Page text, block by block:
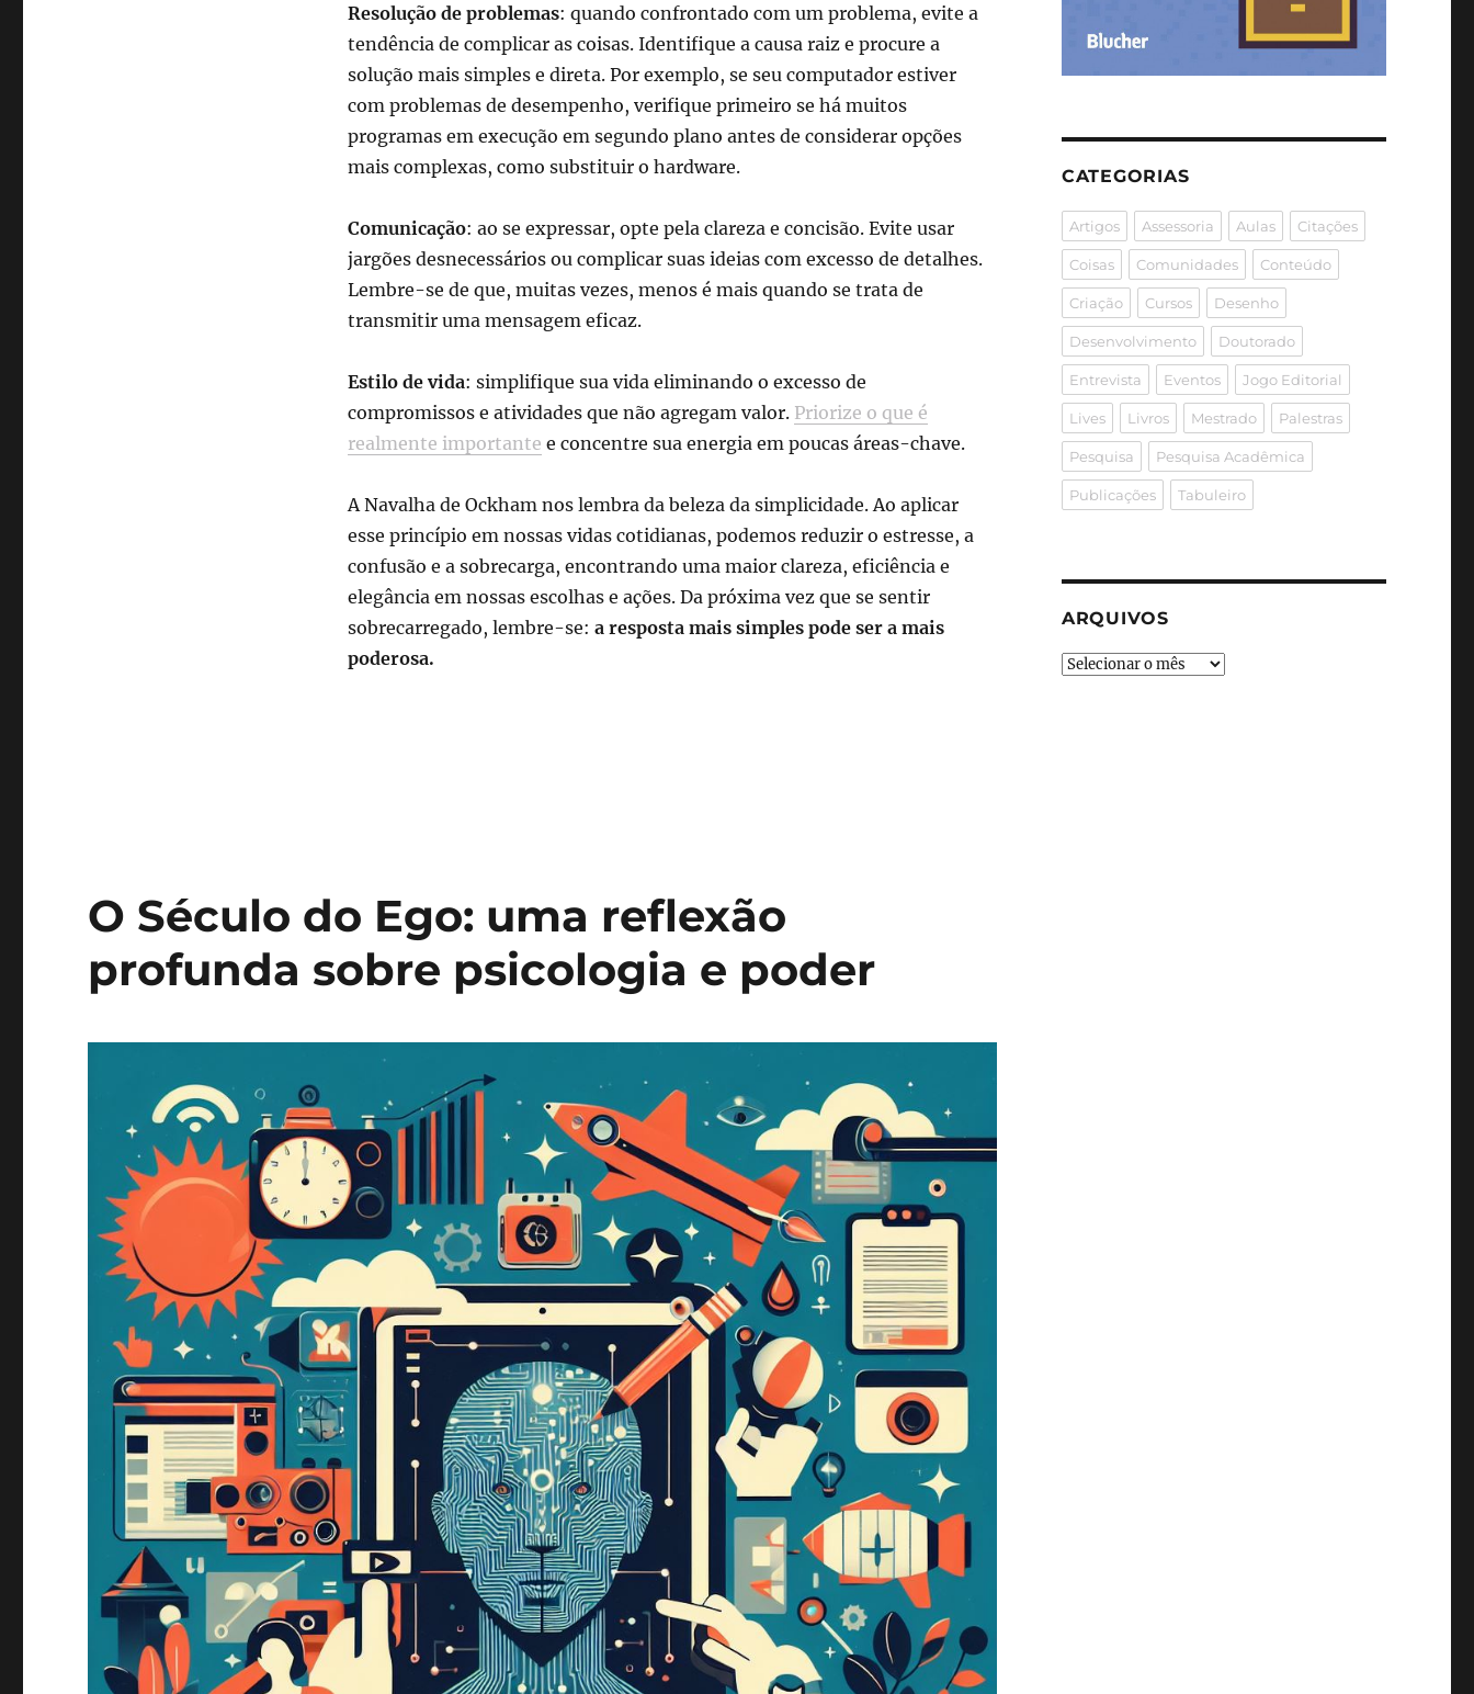
Resolução de problemas: quando confrontado com um problema, evite a
tendência de complicar as coisas. Identifique a causa raiz e procure a
solução mais simples e direta. Por exemplo, se seu computador estiver
com problemas de desempenho, verifique primeiro se há muitos
programas em execução em segundo plano antes de considerar opções
mais complexas, como substituir o hardware.
Comunicação: ao se expressar, opte pela clareza e concisão. Evite usar
jargões desnecessários ou complicar suas ideias com excesso de detalhes.
Lembre-se de que, muitas vezes, menos é mais quando se trata de
transmitir uma mensagem eficaz.
Estilo de vida: simplifique sua vida eliminando o excesso de
compromissos e atividades que não agregam valor. Priorize o que é
realmente importante e concentre sua energia em poucas áreas-chave.
A Navalha de Ockham nos lembra da beleza da simplicidade. Ao aplicar
esse princípio em nossas vidas cotidianas, podemos reduzir o estresse, a
confusão e a sobrecarga, encontrando uma maior clareza, eficiência e
elegância em nossas escolhas e ações. Da próxima vez que se sentir
sobrecarregado, lembre-se: a resposta mais simples pode ser a mais
poderosa.
O Século do Ego: uma reflexão
profunda sobre psicologia e poder
CATEGORIAS
Artigos Assessoria Aulas Citações
Coisas Comunidades Conteúdo
Criação Cursos Desenho
Desenvolvimento Doutorado
Entrevista Eventos Jogo Editorial
Lives Livros Mestrado Palestras
Pesquisa Pesquisa Acadêmica
Publicações Tabuleiro
ARQUIVOS
Arquivos